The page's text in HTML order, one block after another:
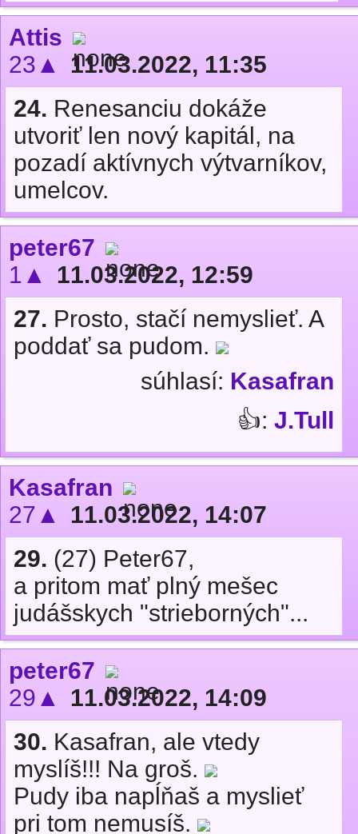
Attis
23▲
11.03.2022, 11:35
24. Renesanciu dokáže
utvoriť len nový kapitál, na
pozadí aktívnych výtvarníkov,
umelcov.
peter67
1▲
11.03.2022, 12:59
27. Prosto, stačí nemyslieť. A
poddať sa pudom.
súhlasí: Kasafran
👍: J.Tull
Kasafran
27▲
11.03.2022, 14:07
29. (27) Peter67,
a pritom mať plný mešec
judášskych "strieborných"...
peter67
29▲
11.03.2022, 14:09
30. Kasafran, ale vtedy
myslíš!!! Na groš.
Pudy iba napĺňaš a myslieť
pri tom nemusíš.